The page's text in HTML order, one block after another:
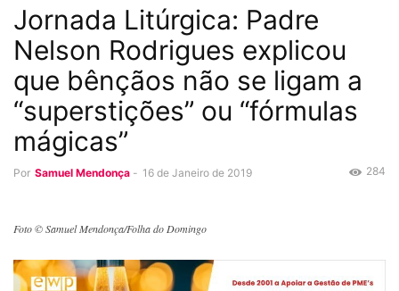
Jornada Litúrgica: Padre
Nelson Rodrigues explicou
que bênçãos não se ligam a
“superstições” ou “fórmulas
mágicas”
Por Samuel Mendonça - 16 de Janeiro de 2019 284
Foto © Samuel Mendonça/Folha do Domingo